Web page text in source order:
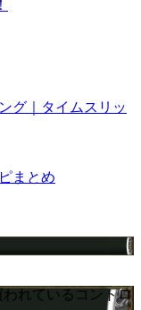
グ｜タイムスリッ
まとめ
れているコントロ